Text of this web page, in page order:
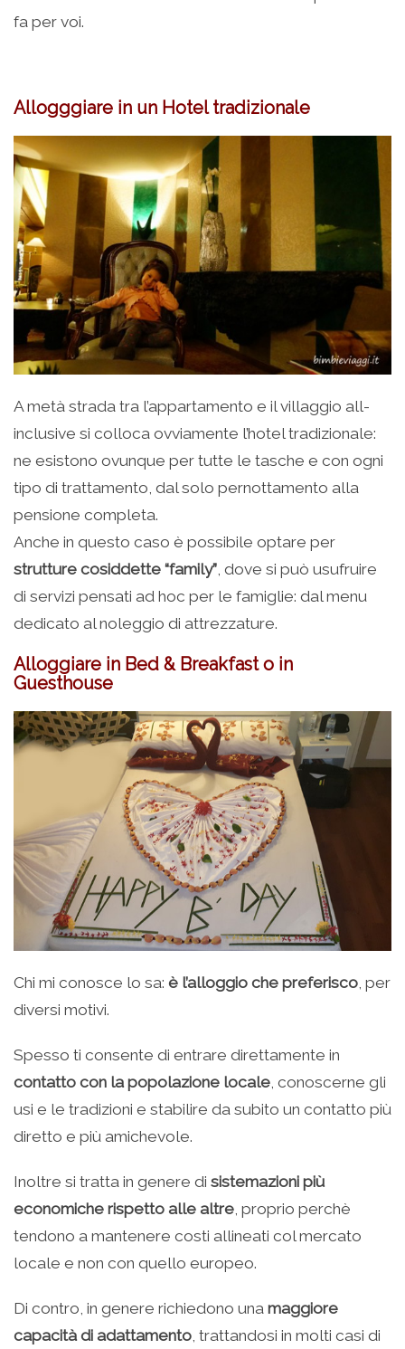
fa per voi.
Allogggiare in un Hotel tradizionale
A metà strada tra l’appartamento e il villaggio all-
inclusive si colloca ovviamente l’hotel tradizionale:
ne esistono ovunque per tutte le tasche e con ogni
tipo di trattamento, dal solo pernottamento alla
pensione completa.
Anche in questo caso è possibile optare per
strutture cosiddette “family”, dove si può usufruire
di servizi pensati ad hoc per le famiglie: dal menu
dedicato al noleggio di attrezzature.
Alloggiare in Bed & Breakfast o in
Guesthouse
Chi mi conosce lo sa: è l’alloggio che preferisco , per
diversi motivi.
Spesso ti consente di entrare direttamente in
contatto con la popolazione locale , conoscerne gli
usi e le tradizioni e stabilire da subito un contatto più
diretto e più amichevole.
Inoltre si tratta in genere di sistemazioni più
economiche rispetto alle altre , proprio perchè
tendono a mantenere costi allineati col mercato
locale e non con quello europeo.
Di contro, in genere richiedono una maggiore
capacità di adattamento , trattandosi in molti casi di